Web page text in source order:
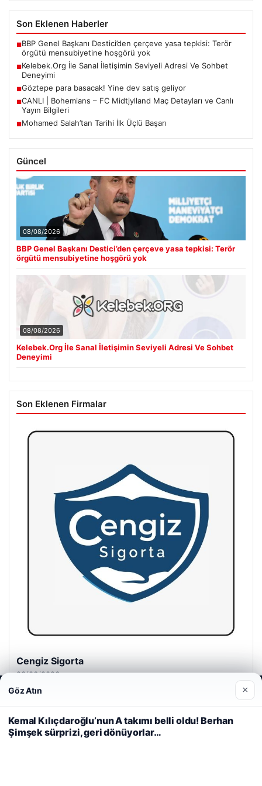
Son Eklenen Haberler
■BBP Genel Başkanı Destici’den çerçeve yasa tepkisi: Terör
örgütü mensubiyetine hoşgörü yok
■Kelebek.Org İle Sanal İletişimin Seviyeli Adresi Ve Sohbet
Deneyimi
■Göztepe para basacak! Yine dev satış geliyor
■CANLI | Bohemians – FC Midtjylland Maç Detayları ve Canlı
Yayın Bilgileri
■Mohamed Salah’tan Tarihi İlk Üçlü Başarı
Güncel
08/08/2026
BBP Genel Başkanı Destici’den çerçeve yasa tepkisi: Terör
örgütü mensubiyetine hoşgörü yok
08/08/2026
Kelebek.Org İle Sanal İletişimin Seviyeli Adresi Ve Sohbet
Deneyimi
Son Eklenen Firmalar
Cengiz Sigorta
23/06/2026
Web sitemizi nasıl kullandığınızı daha iyi anlayabilmek,
deneyiminizi kişiselleştirmek ve geliştirmek amacıyla çerezler
kullanıyoruz.
Çerez Politikamız
Reddet Kabul Et
Göz Atın ×
Kemal Kılıçdaroğlu’nun A takımı belli oldu! Berhan
Şimşek sürprizi, geri dönüyorlar…